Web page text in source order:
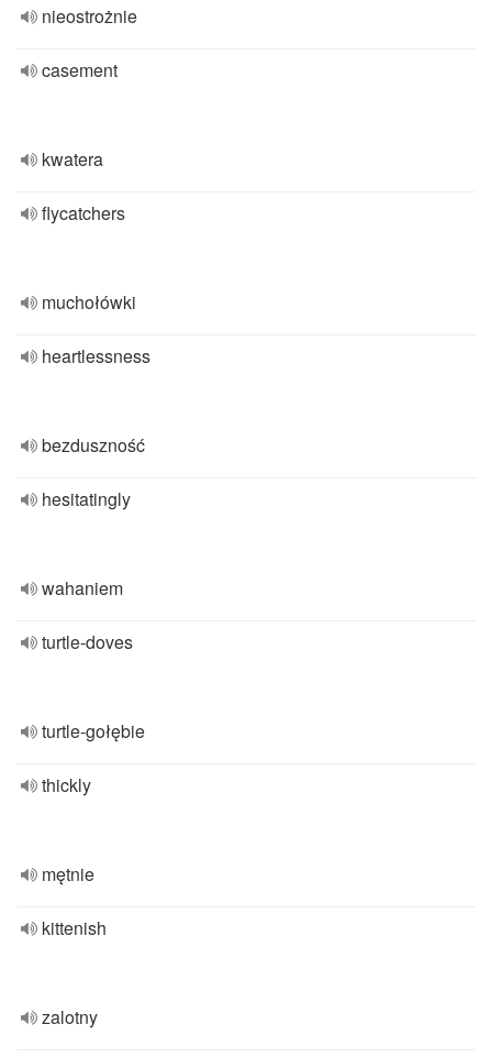
nieostrożnie
casement
kwatera
flycatchers
muchołówki
heartlessness
bezduszność
hesitatingly
wahaniem
turtle-doves
turtle-gołębie
thickly
mętnie
kittenish
zalotny